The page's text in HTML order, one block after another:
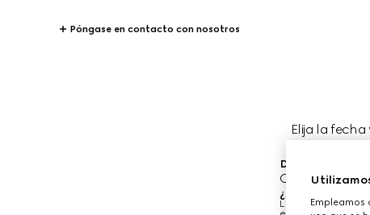
Póngase en contacto con nosotros
Elija la fecha
Donde le
Gucci Aspen
¿Cuándo le
Las fechas y
Empleamos